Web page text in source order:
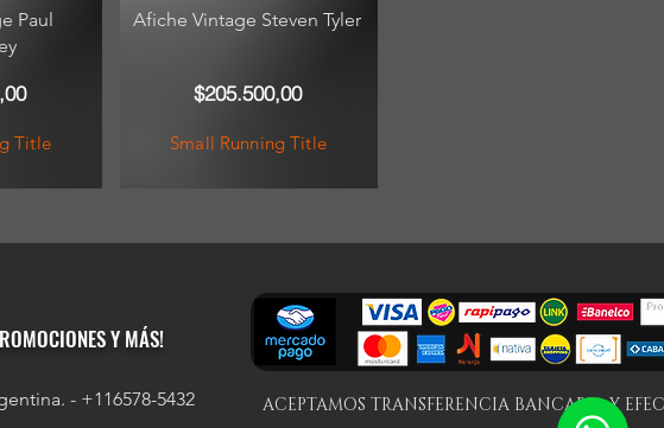
Paul
Title
Afiche Vintage Steven Tyler
$205.500,00
Small Running Title
Y MÁS!
- +116578-5432 ACEPTAMOS TRANSFERENCIA BANCARIA Y